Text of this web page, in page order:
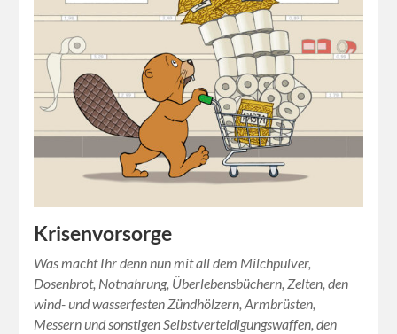
Krisenvorsorge
Was macht Ihr denn nun mit all dem Milchpulver,
Dosenbrot, Notnahrung, Überlebensbüchern, Zelten, den
wind- und wasserfesten Zündhölzern, Armbrüsten,
Messern und sonstigen Selbstverteidigungswaffen, den